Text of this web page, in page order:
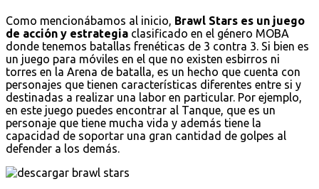
Como mencionábamos al inicio, Brawl Stars es un juego
de acción y estrategia clasificado en el género MOBA
donde tenemos batallas frenéticas de 3 contra 3. Si bien es
un juego para móviles en el que no existen esbirros ni
torres en la Arena de batalla, es un hecho que cuenta con
personajes que tienen características diferentes entre si y
destinadas a realizar una labor en particular. Por ejemplo,
en este juego puedes encontrar al Tanque, que es un
personaje que tiene mucha vida y además tiene la
capacidad de soportar una gran cantidad de golpes al
defender a los demás.